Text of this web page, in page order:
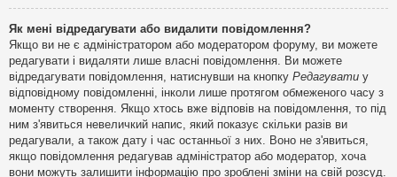
Як мені відредагувати або видалити повідомлення?
Якщо ви не є адміністратором або модератором форуму, ви можете
редагувати і видаляти лише власні повідомлення. Ви можете
відредагувати повідомлення, натиснувши на кнопку Редагувати у
відповідному повідомленні, інколи лише протягом обмеженого часу з
моменту створення. Якщо хтось вже відповів на повідомлення, то під
ним з'явиться невеличкий напис, який показує скільки разів ви
редагували, а також дату і час останньої з них. Воно не з'явиться,
якщо повідомлення редагував адміністратор або модератор, хоча
вони можуть залишити інформацію про зроблені зміни на свій розсуд.